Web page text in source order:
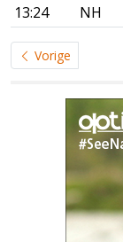
13:24
NH
Vorige